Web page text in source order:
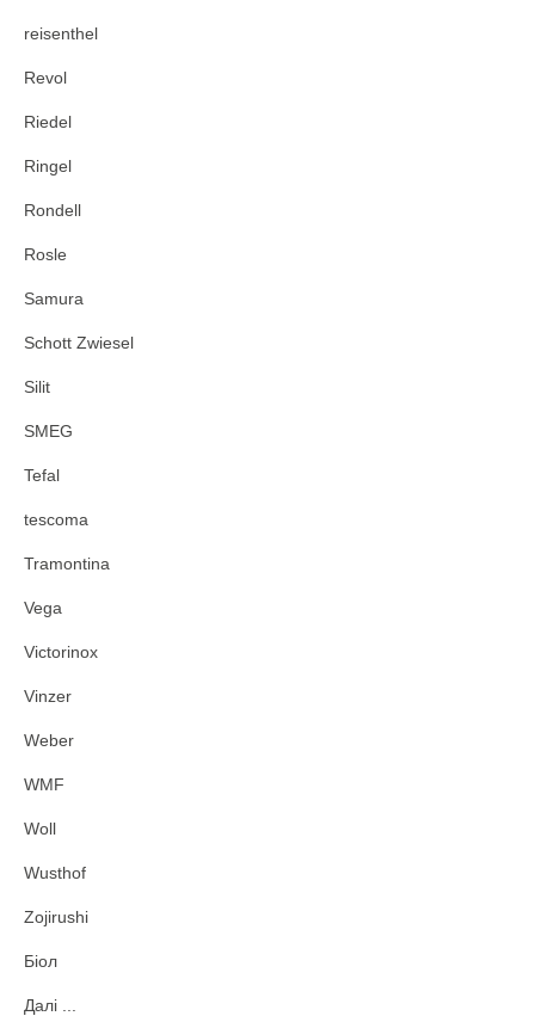
reisenthel
Revol
Riedel
Ringel
Rondell
Rosle
Samura
Schott Zwiesel
Silit
SMEG
Tefal
tescoma
Tramontina
Vega
Victorinox
Vinzer
Weber
WMF
Woll
Wusthof
Zojirushi
Біол
Далі ...